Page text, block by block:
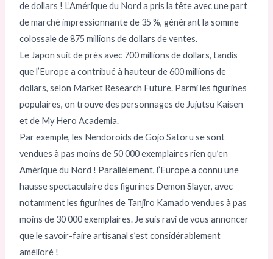
de dollars ! L’Amérique du Nord a pris la tête avec une part
de marché impressionnante de 35 %, générant la somme
colossale de 875 millions de dollars de ventes.
Le Japon suit de près avec 700 millions de dollars, tandis
que l’Europe a contribué à hauteur de 600 millions de
dollars, selon Market Research Future. Parmi les figurines
populaires, on trouve des personnages de Jujutsu Kaisen
et de My Hero Academia.
Par exemple, les Nendoroids de Gojo Satoru se sont
vendues à pas moins de 50 000 exemplaires rien qu’en
Amérique du Nord ! Parallèlement, l’Europe a connu une
hausse spectaculaire des figurines Demon Slayer, avec
notamment les figurines de Tanjiro Kamado vendues à pas
moins de 30 000 exemplaires. Je suis ravi de vous annoncer
que le savoir-faire artisanal s’est considérablement
amélioré !